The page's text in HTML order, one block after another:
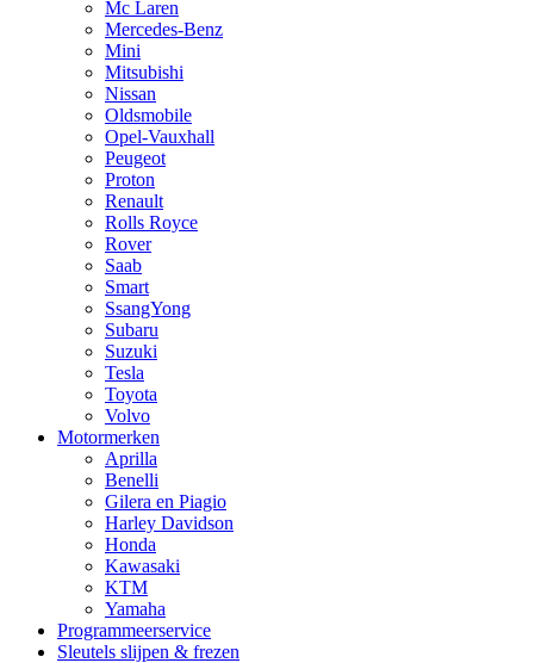
Mc Laren
Mercedes-Benz
Mini
Mitsubishi
Nissan
Oldsmobile
Opel-Vauxhall
Peugeot
Proton
Renault
Rolls Royce
Rover
Saab
Smart
SsangYong
Subaru
Suzuki
Tesla
Toyota
Volvo
Motormerken
Aprilla
Benelli
Gilera en Piagio
Harley Davidson
Honda
Kawasaki
KTM
Yamaha
Programmeerservice
Sleutels slijpen & frezen